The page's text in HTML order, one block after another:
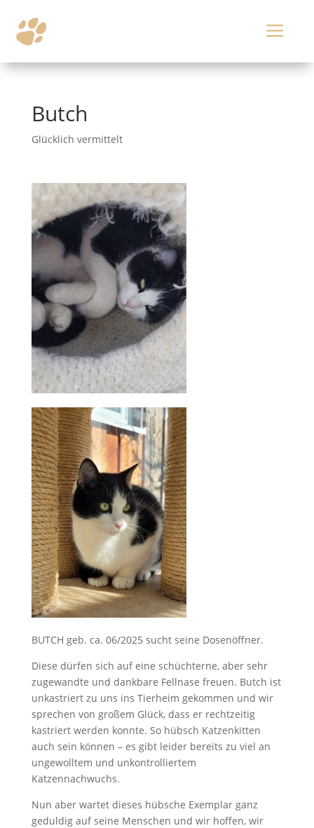
a
Butch
Glücklich vermittelt
BUTCH geb. ca. 06/2025 sucht seine Dosenöffner.
Diese dürfen sich auf eine schüchterne, aber sehr
zugewandte und dankbare Fellnase freuen. Butch ist
unkastriert zu uns ins Tierheim gekommen und wir
sprechen von großem Glück, dass er rechtzeitig
kastriert werden konnte. So hübsch Katzenkitten
auch sein können – es gibt leider bereits zu viel an
ungewolltem und unkontrolliertem
Katzennachwuchs.
Nun aber wartet dieses hübsche Exemplar ganz
geduldig auf seine Menschen und wir hoffen, wir